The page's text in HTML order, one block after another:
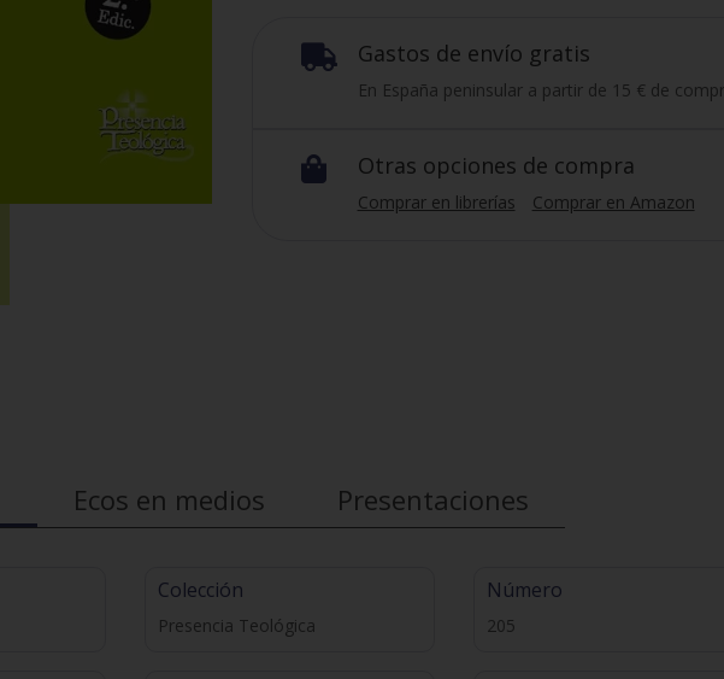
 Gastos de envío gratis
En España peninsular a partir de 15 € de
 Otras opciones de compra
Comprar en librerías Comprar en Amazon
Ecos en medios Presentaciones
Colección
Presencia Teológica
Número
205